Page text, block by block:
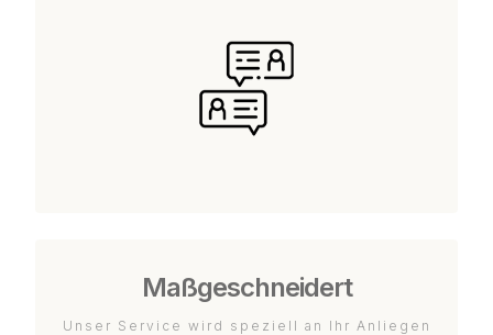
Maßgeschneidert
Unser Service wird speziell an Ihr Anliegen